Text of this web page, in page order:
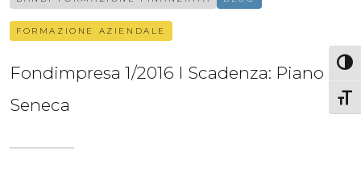
FORMAZIONE AZIENDALE
Fondimpresa 1/2016 I Scadenza: Piano
Seneca